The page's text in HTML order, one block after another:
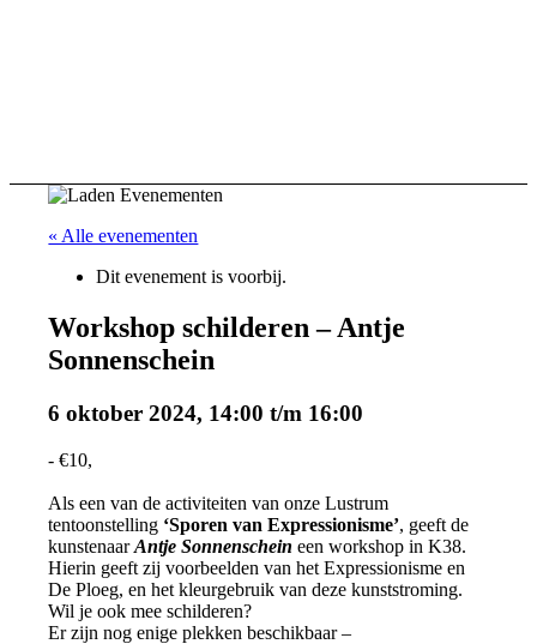
« Alle evenementen
Dit evenement is voorbij.
Workshop schilderen – Antje
Sonnenschein
6 oktober 2024, 14:00 t/m 16:00
- €10,
Als een van de activiteiten van onze Lustrum
tentoonstelling ‘Sporen van Expressionisme’, geeft de
kunstenaarAntje Sonnenschein een workshop in K38.
Hierin geeft zij voorbeelden van het Expressionisme en
De Ploeg, en het kleurgebruik van deze kunststroming.
Wil je ook mee schilderen?
Er zijn nog enige plekken beschikbaar –